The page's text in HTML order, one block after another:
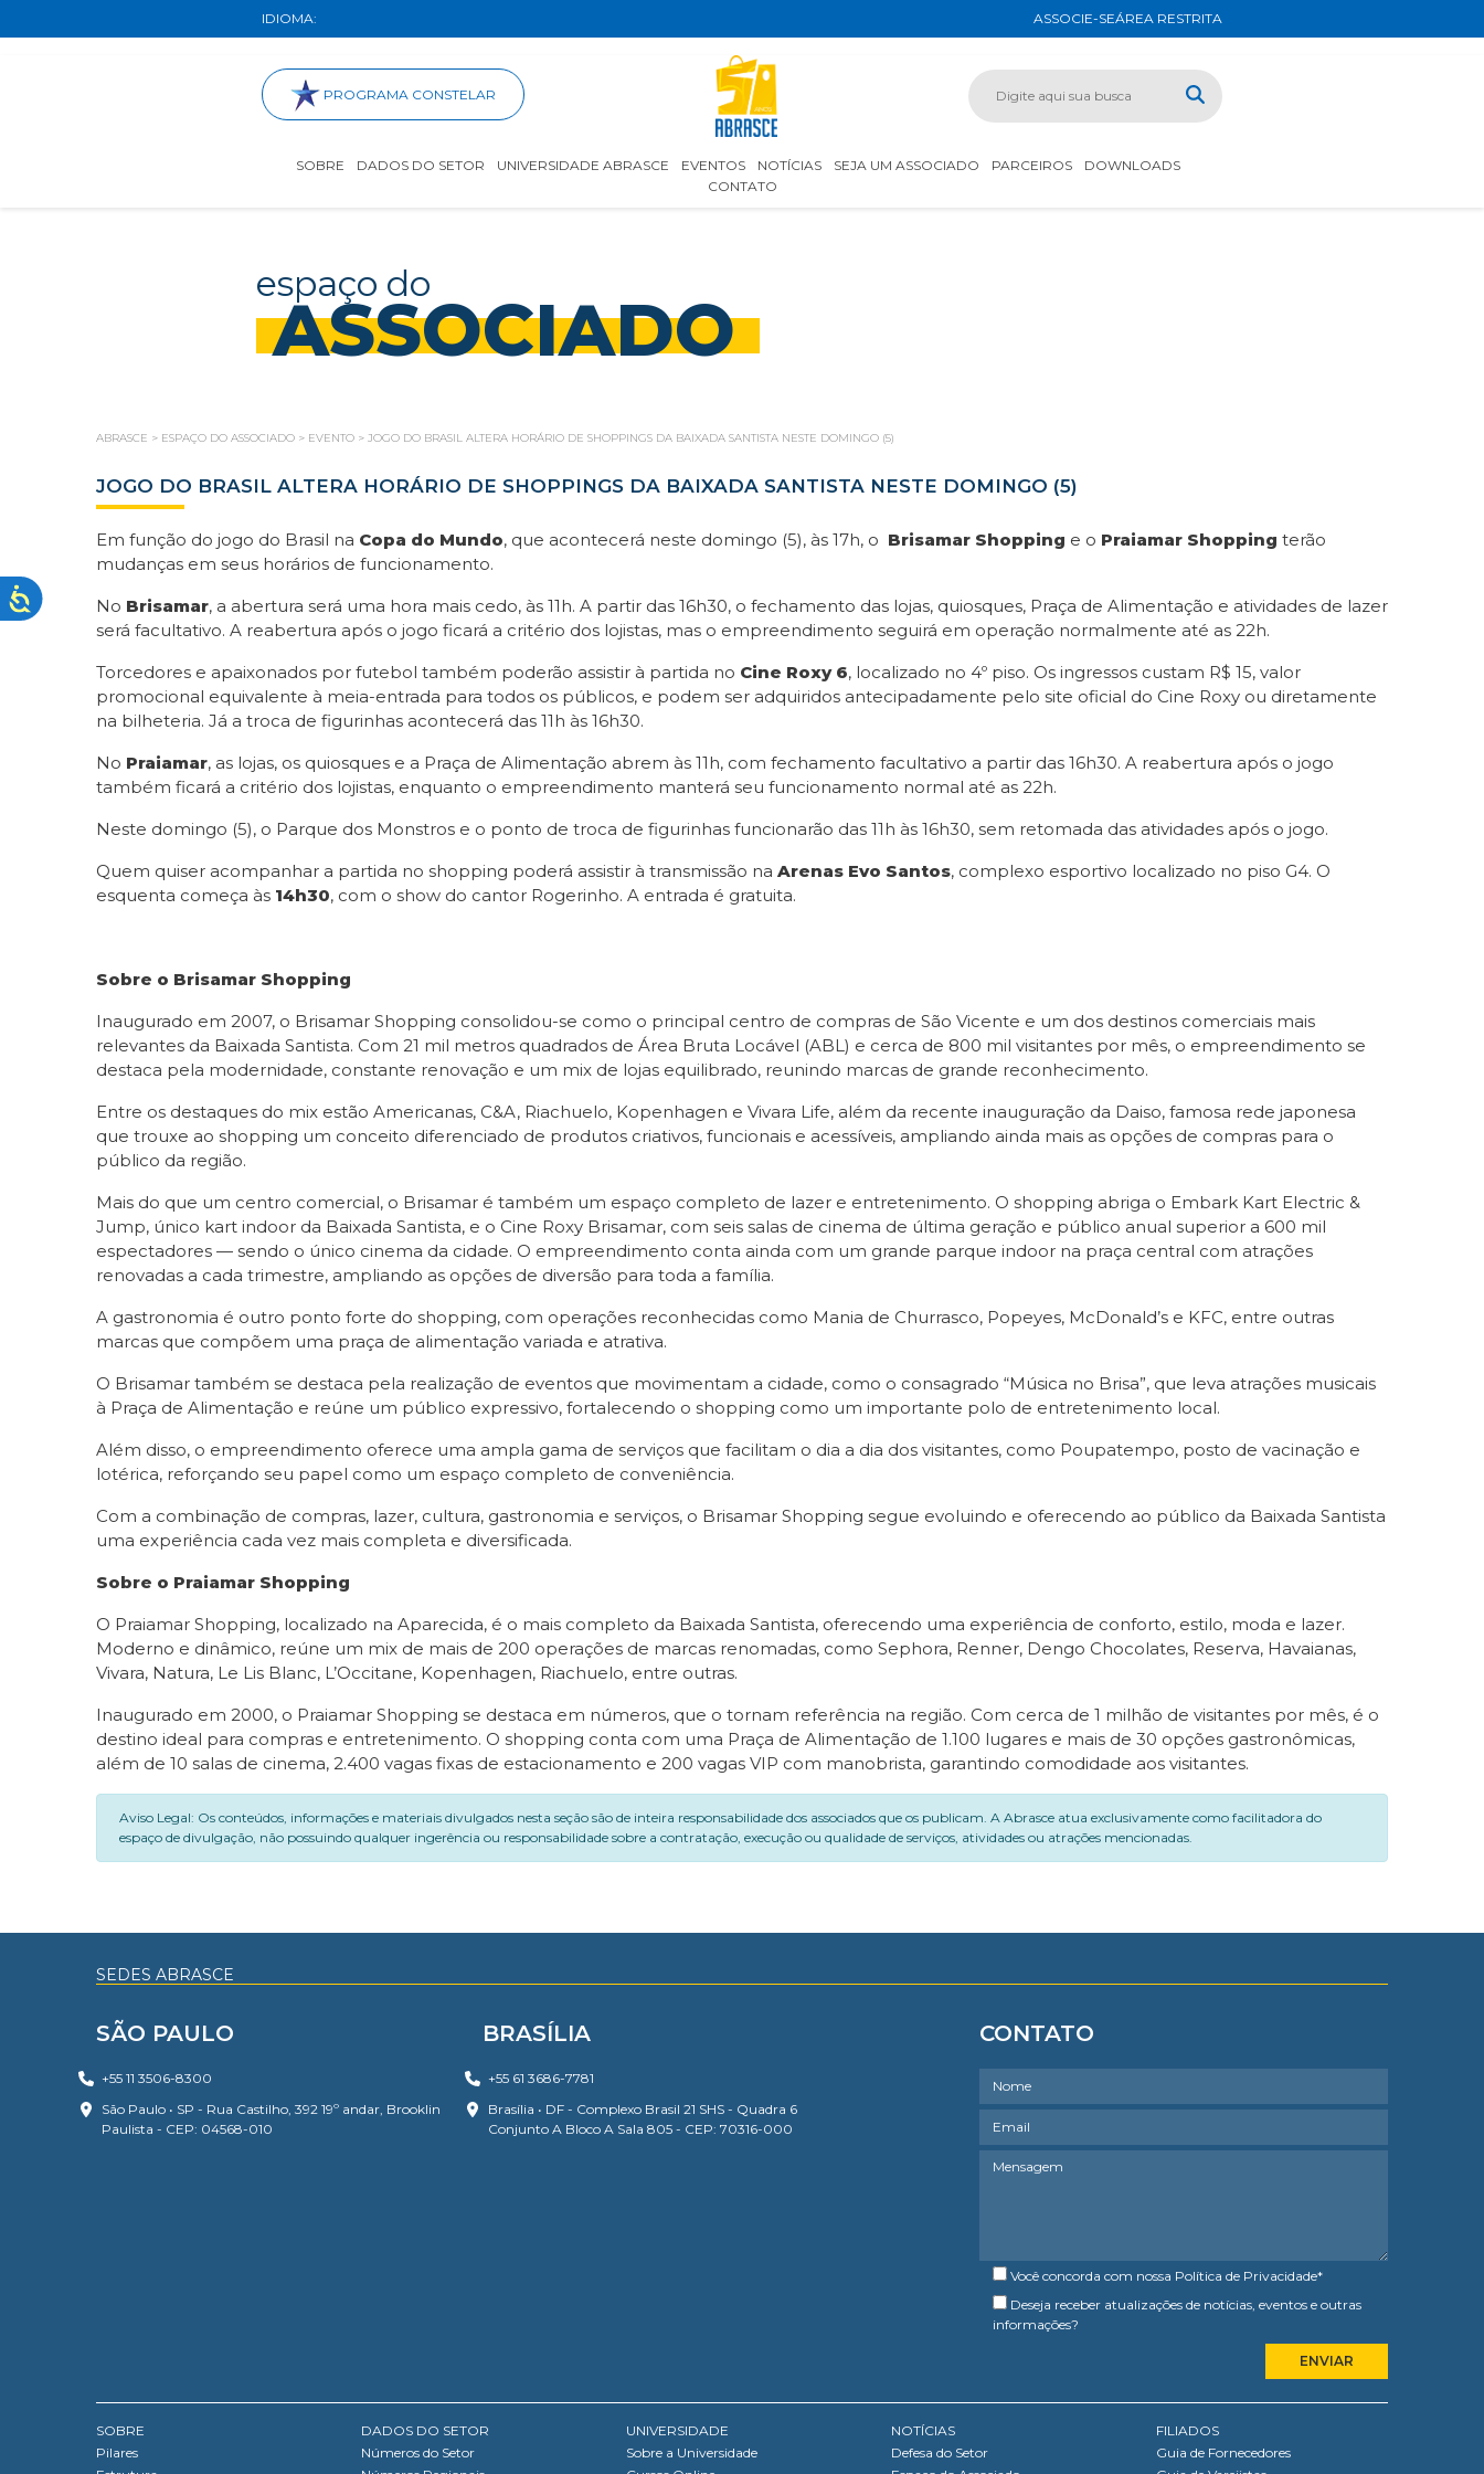
IDIOMA: ASSOCIE-SEÁREA RESTRITA
PROGRAMA CONSTELAR
SOBRE DADOS DO SETOR UNIVERSIDADE ABRASCE EVENTOS NOTÍCIAS SEJA UM ASSOCIADO PARCEIROS
DOWNLOADS
CONTATO
espaço do
ASSOCIADO
ABRASCE > ESPAÇO DO ASSOCIADO > EVENTO > JOGO DO BRASIL ALTERA HORÁRIO DE SHOPPINGS DA BAIXADA SANTISTA NESTE DOMINGO (5)
JOGO DO BRASIL ALTERA HORÁRIO DE SHOPPINGS DA BAIXADA SANTISTA NESTE DOMINGO (5)
Em função do jogo do Brasil na Copa do Mundo, que acontecerá neste domingo (5), às 17h, o Brisamar Shopping e o Praiamar Shopping terão
mudanças em seus horários de funcionamento.
No Brisamar, a abertura será uma hora mais cedo, às 11h. A partir das 16h30, o fechamento das lojas, quiosques, Praça de Alimentação e atividades de lazer
será facultativo. A reabertura após o jogo ficará a critério dos lojistas, mas o empreendimento seguirá em operação normalmente até as 22h.
Torcedores e apaixonados por futebol também poderão assistir à partida no Cine Roxy 6, localizado no 4º piso. Os ingressos custam R$ 15, valor
promocional equivalente à meia-entrada para todos os públicos, e podem ser adquiridos antecipadamente pelo site oficial do Cine Roxy ou diretamente
na bilheteria. Já a troca de figurinhas acontecerá das 11h às 16h30.
No Praiamar, as lojas, os quiosques e a Praça de Alimentação abrem às 11h, com fechamento facultativo a partir das 16h30. A reabertura após o jogo
também ficará a critério dos lojistas, enquanto o empreendimento manterá seu funcionamento normal até as 22h.
Neste domingo (5), o Parque dos Monstros e o ponto de troca de figurinhas funcionarão das 11h às 16h30, sem retomada das atividades após o jogo.
Quem quiser acompanhar a partida no shopping poderá assistir à transmissão na Arenas Evo Santos, complexo esportivo localizado no piso G4. O
esquenta começa às 14h30, com o show do cantor Rogerinho. A entrada é gratuita.
Sobre o Brisamar Shopping
Inaugurado em 2007, o Brisamar Shopping consolidou-se como o principal centro de compras de São Vicente e um dos destinos comerciais mais
relevantes da Baixada Santista. Com 21 mil metros quadrados de Área Bruta Locável (ABL) e cerca de 800 mil visitantes por mês, o empreendimento se
destaca pela modernidade, constante renovação e um mix de lojas equilibrado, reunindo marcas de grande reconhecimento.
Entre os destaques do mix estão Americanas, C&A, Riachuelo, Kopenhagen e Vivara Life, além da recente inauguração da Daiso, famosa rede japonesa
que trouxe ao shopping um conceito diferenciado de produtos criativos, funcionais e acessíveis, ampliando ainda mais as opções de compras para o
público da região.
Mais do que um centro comercial, o Brisamar é também um espaço completo de lazer e entretenimento. O shopping abriga o Embark Kart Electric &
Jump, único kart indoor da Baixada Santista, e o Cine Roxy Brisamar, com seis salas de cinema de última geração e público anual superior a 600 mil
espectadores — sendo o único cinema da cidade. O empreendimento conta ainda com um grande parque indoor na praça central com atrações
renovadas a cada trimestre, ampliando as opções de diversão para toda a família.
A gastronomia é outro ponto forte do shopping, com operações reconhecidas como Mania de Churrasco, Popeyes, McDonald’s e KFC, entre outras
marcas que compõem uma praça de alimentação variada e atrativa.
O Brisamar também se destaca pela realização de eventos que movimentam a cidade, como o consagrado “Música no Brisa”, que leva atrações musicais
à Praça de Alimentação e reúne um público expressivo, fortalecendo o shopping como um importante polo de entretenimento local.
Além disso, o empreendimento oferece uma ampla gama de serviços que facilitam o dia a dia dos visitantes, como Poupatempo, posto de vacinação e
lotérica, reforçando seu papel como um espaço completo de conveniência.
Com a combinação de compras, lazer, cultura, gastronomia e serviços, o Brisamar Shopping segue evoluindo e oferecendo ao público da Baixada Santista
uma experiência cada vez mais completa e diversificada.
Sobre o Praiamar Shopping
O Praiamar Shopping, localizado na Aparecida, é o mais completo da Baixada Santista, oferecendo uma experiência de conforto, estilo, moda e lazer.
Moderno e dinâmico, reúne um mix de mais de 200 operações de marcas renomadas, como Sephora, Renner, Dengo Chocolates, Reserva, Havaianas,
Vivara, Natura, Le Lis Blanc, L’Occitane, Kopenhagen, Riachuelo, entre outras.
Inaugurado em 2000, o Praiamar Shopping se destaca em números, que o tornam referência na região. Com cerca de 1 milhão de visitantes por mês, é o
destino ideal para compras e entretenimento. O shopping conta com uma Praça de Alimentação de 1.100 lugares e mais de 30 opções gastronômicas,
além de 10 salas de cinema, 2.400 vagas fixas de estacionamento e 200 vagas VIP com manobrista, garantindo comodidade aos visitantes.
Aviso Legal: Os conteúdos, informações e materiais divulgados nesta seção são de inteira responsabilidade dos associados que os publicam. A Abrasce atua exclusivamente como facilitadora do
espaço de divulgação, não possuindo qualquer ingerência ou responsabilidade sobre a contratação, execução ou qualidade de serviços, atividades ou atrações mencionadas.
SEDES ABRASCE
SÃO PAULO
+55 11 3506-8300
São Paulo • SP - Rua Castilho, 392 19º andar, Brooklin
Paulista - CEP: 04568-010
BRASÍLIA
+55 61 3686-7781
Brasília • DF - Complexo Brasil 21 SHS - Quadra 6
Conjunto A Bloco A Sala 805 - CEP: 70316-000
CONTATO
Você concorda com nossa Política de Privacidade*
Deseja receber atualizações de notícias, eventos e outras
informações?
SOBRE
Pilares
DADOS DO SETOR
Números do Setor
UNIVERSIDADE
Sobre a Universidade
NOTÍCIAS
Defesa do Setor
FILIADOS
Guia de Fornecedores